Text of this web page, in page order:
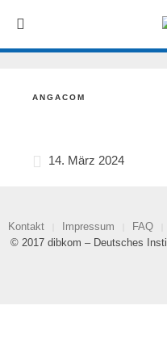
ANGACOM
14. März 2024
Kontakt Impressum FAQ
© 2017 dibkom – Deutsches